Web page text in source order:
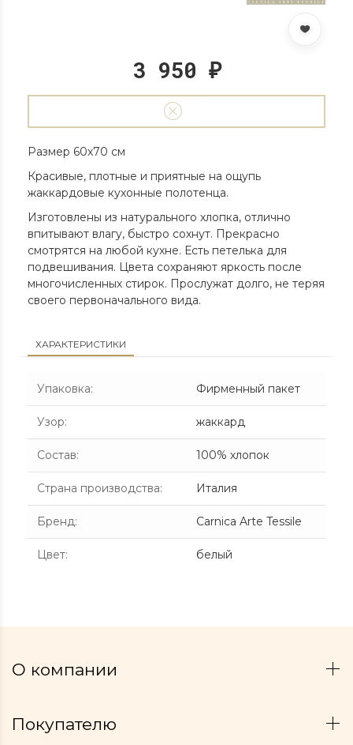
3 950 ₽
Размер 60х70 см
Красивые, плотные и приятные на ощупь
жаккардовые кухонные полотенца.
Изготовлены из натурального хлопка, отлично
впитывают влагу, быстро сохнут. Прекрасно
смотрятся на любой кухне. Есть петелька для
подвешивания. Цвета сохраняют яркость после
многочисленных стирок. Прослужат долго, не теряя
своего первоначального вида.
ХАРАКТЕРИСТИКИ
Упаковка: Фирменный пакет
Узор: жаккард
Состав: 100% хлопок
Страна производства: Италия
Бренд: Carnica Arte Tessile
Цвет: белый
О компании
Покупателю